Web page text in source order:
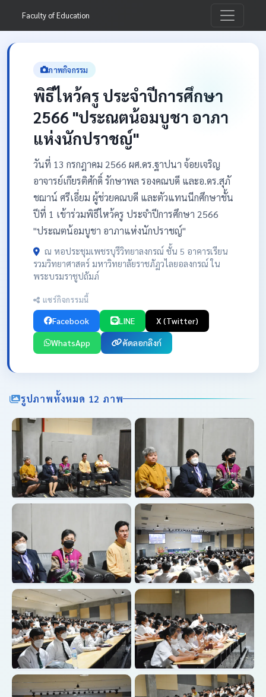
Faculty of Education
ภาพกิจกรรม
พิธีไหว้ครู ประจำปีการศึกษา
2566 "ประณตน้อมบูชา อาภา
แห่งนักปราชญ์"
วันที่ 13 กรกฎาคม 2566 ผศ.ดร.ฐาปนา จ้อยเจริญ
อาจารย์เกียรติศักดิ์ รักษาพล รองคณบดี และอ.ดร.สุภั
ชฌาน์ ศรีเอี่ยม ผู้ช่วยคณบดี และตัวแทนนีกศึกษาชั้น
ปีที่ 1 เข้าร่วมพิธีไหว้ครู ประจำปีการศึกษา 2566
"ประณตน้อมบูชา อาภาแห่งนักปราชญ์"
ณ หอประชุมเพชรบุรีวิทยาลงกรณ์ ชั้น 5 อาคารเรียน
รวมวิทยาศาสตร์ มหาวิทยาลัยราชภัฏวไลยอลงกรณ์ ใน
พระบรมราชูปถัมภ์
แชร์กิจกรรมนี้
Facebook LINE X (Twitter)
WhatsApp คัดลอกลิงก์
รูปภาพทั้งหมด 12 ภาพ